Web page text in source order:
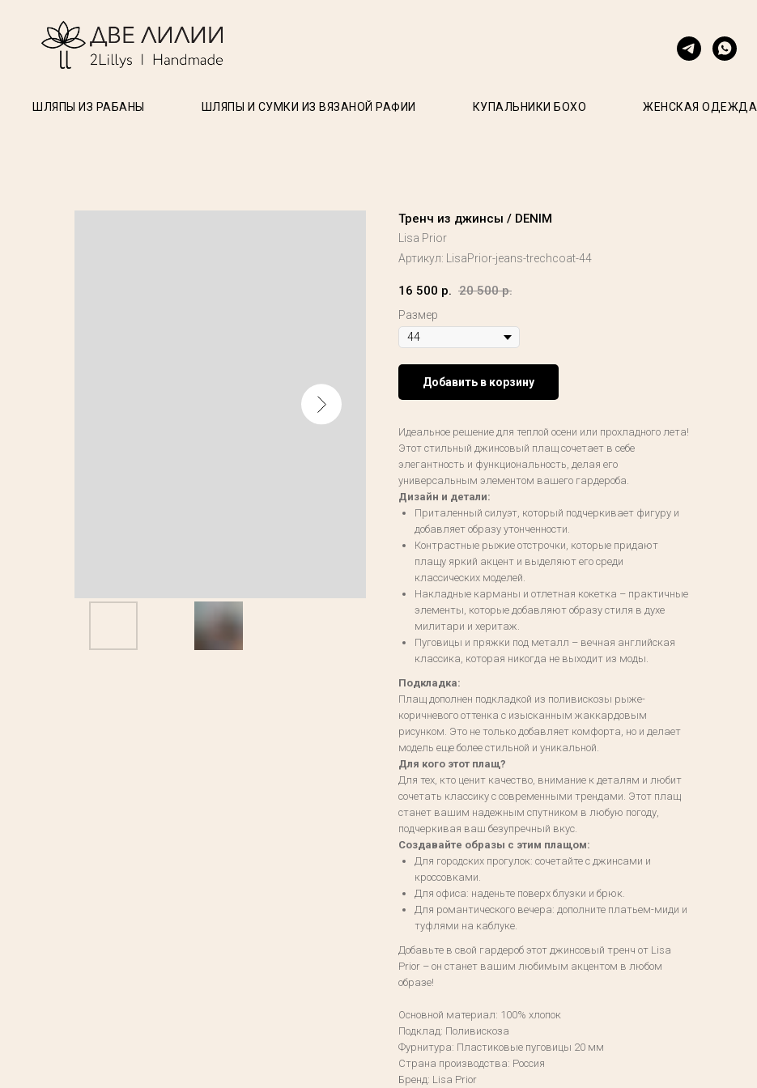
ШЛЯПЫ ИЗ РАБАНЫ ШЛЯПЫ И СУМКИ ИЗ ВЯЗАНОЙ РАФИИ КУПАЛЬНИКИ БОХО ЖЕНСКАЯ ОДЕЖДА
Тренч из джинсы / DENIM
Lisa Prior
Артикул:
LisaPrior-jeans-trechcoat-44
16 500 р. 20 500 р.
Размер
Добавить в корзину
Идеальное решение для теплой осени или прохладного лета!
Этот стильный джинсовый плащ сочетает в себе
элегантность и функциональность, делая его
универсальным элементом вашего гардероба.
Дизайн и детали:
Приталенный силуэт, который подчеркивает фигуру и
добавляет образу утонченности.
Контрастные рыжие отстрочки, которые придают
плащу яркий акцент и выделяют его среди
классических моделей.
Накладные карманы и отлетная кокетка – практичные
элементы, которые добавляют образу стиля в духе
милитари и херитаж.
Пуговицы и пряжки под металл – вечная английская
классика, которая никогда не выходит из моды.
Подкладка:
Плащ дополнен подкладкой из поливискозы рыже-
коричневого оттенка с изысканным жаккардовым
рисунком. Это не только добавляет комфорта, но и делает
модель еще более стильной и уникальной.
Для кого этот плащ?
Для тех, кто ценит качество, внимание к деталям и любит
сочетать классику с современными трендами. Этот плащ
станет вашим надежным спутником в любую погоду,
подчеркивая ваш безупречный вкус.
Создавайте образы с этим плащом:
Для городских прогулок: сочетайте с джинсами и
кроссовками.
Для офиса: наденьте поверх блузки и брюк.
Для романтического вечера: дополните платьем-миди и
туфлями на каблуке.
Добавьте в свой гардероб этот джинсовый тренч от Lisa
Prior – он станет вашим любимым акцентом в любом
образе!
Основной материал: 100% хлопок
Подклад: Поливискоза
Фурнитура: Пластиковые пуговицы 20 мм
Страна производства: Россия
Бренд: Lisa Prior